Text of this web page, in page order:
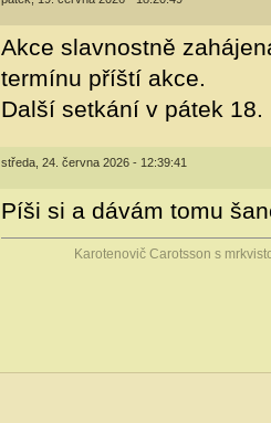
Akce slavnostně
termínu příští akce.
Další setkání v pátek 18.
středa, 24. června 2026 - 12:39:41
Píši si a dávám tomu
Karotenovič Carotsson s